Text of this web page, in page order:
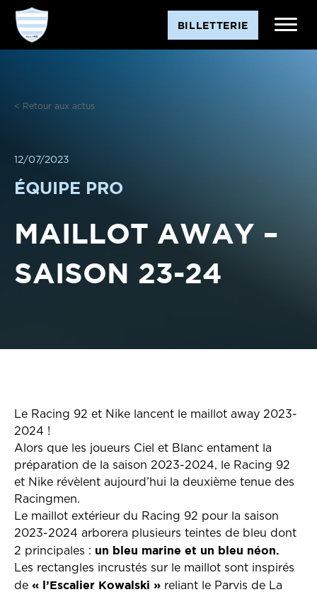
Aller
contenu
BILLETTERIE
< Retour aux actus
12/07/2023
ÉQUIPE PRO
MAILLOT AWAY –
SAISON 23-24
Le Racing 92 et Nike lancent le maillot away 2023-
2024 !
Alors que les joueurs Ciel et Blanc entament la
préparation de la saison 2023-2024, le Racing 92
et Nike révèlent aujourd’hui la deuxième tenue des
Racingmen.
Le maillot extérieur du Racing 92 pour la saison
2023-2024 arborera plusieurs teintes de bleu dont
2 principales : un bleu marine et un bleu néon.
Les rectangles incrustés sur le maillot sont inspirés
de « l’Escalier Kowalski » reliant le Parvis de La